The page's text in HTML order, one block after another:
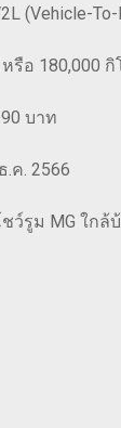
(Vehicle-
รือ 180,000
บาท
.ค. 2566
รูม MG ใกล้